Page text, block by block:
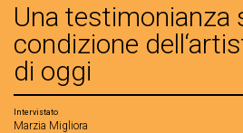
Una testimonianza
condizione
di oggi
Intervistato
Marzia Migliora